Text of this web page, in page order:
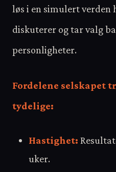
løs i en simulert verden
diskuterer og tar valg
personligheter.
Fordelene selskapet
tydelige:
Hastighet:
uker.